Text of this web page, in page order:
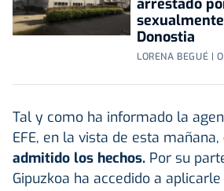
Donostia
LORENA BEGUÉ |
Tal y como ha informado la
EFE, en la vista de esta mañana,
admitido los hechos. Por su
Gipuzkoa ha accedido a